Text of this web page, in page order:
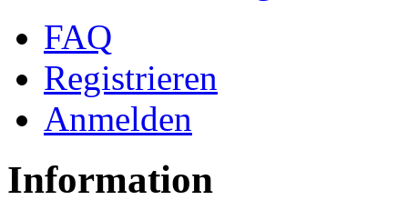
FAQ
Registrieren
Anmelden
Information